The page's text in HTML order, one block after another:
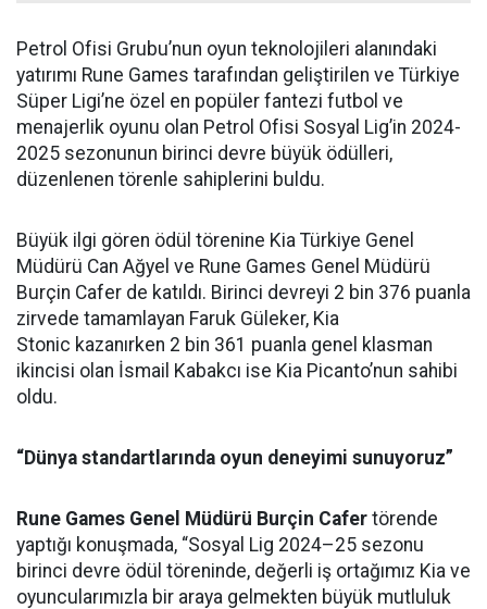
Petrol Ofisi Grubu’nun oyun teknolojileri alanındaki
yatırımı Rune Games tarafından geliştirilen ve Türkiye
Süper Ligi’ne özel en popüler fantezi futbol ve
menajerlik oyunu olan Petrol Ofisi Sosyal Lig’in 2024-
2025 sezonunun birinci devre büyük ödülleri,
düzenlenen törenle sahiplerini buldu.
Büyük ilgi gören ödül törenine Kia Türkiye Genel
Müdürü Can Ağyel ve Rune Games Genel Müdürü
Burçin Cafer de katıldı. Birinci devreyi 2 bin 376 puanla
zirvede tamamlayan Faruk Güleker, Kia
Stonic kazanırken 2 bin 361 puanla genel klasman
ikincisi olan İsmail Kabakcı ise Kia Picanto’nun sahibi
oldu.
“Dünya standartlarında oyun deneyimi sunuyoruz”
Rune Games Genel Müdürü Burçin Cafer törende
yaptığı konuşmada, “Sosyal Lig 2024–25 sezonu
birinci devre ödül töreninde, değerli iş ortağımız Kia ve
oyuncularımızla bir araya gelmekten büyük mutluluk